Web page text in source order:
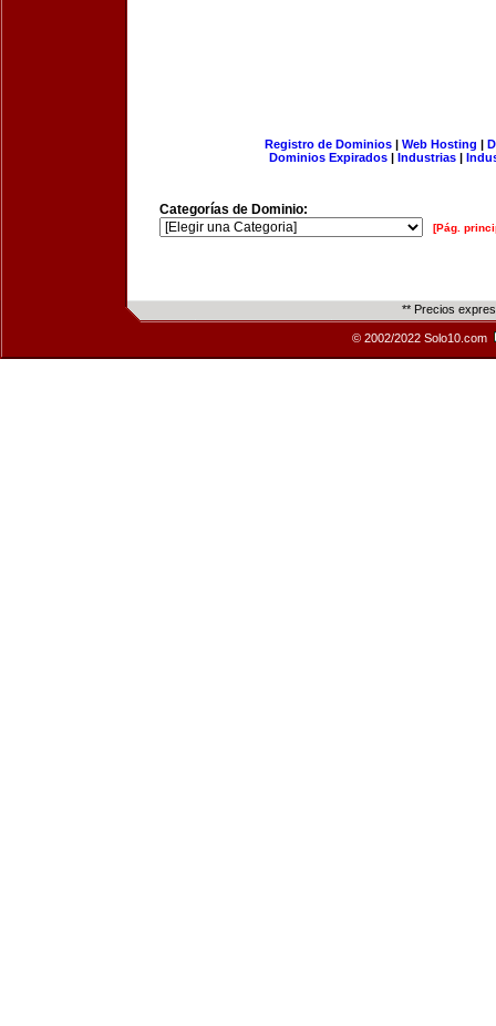
Registro de Dominios| Web Hosting |
Dominios Expirados | Industrias |
Categorías de Dominio:
[Pág.
** Precios
© 2002/2022 Solo10.com